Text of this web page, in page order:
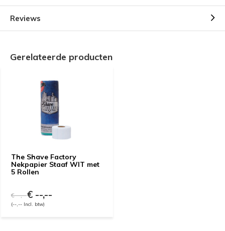
Reviews
Gerelateerde producten
The Shave Factory
Nekpapier Staaf WIT met
5 Rollen
€ --,--€ --,--
(--,-- Incl. btw)